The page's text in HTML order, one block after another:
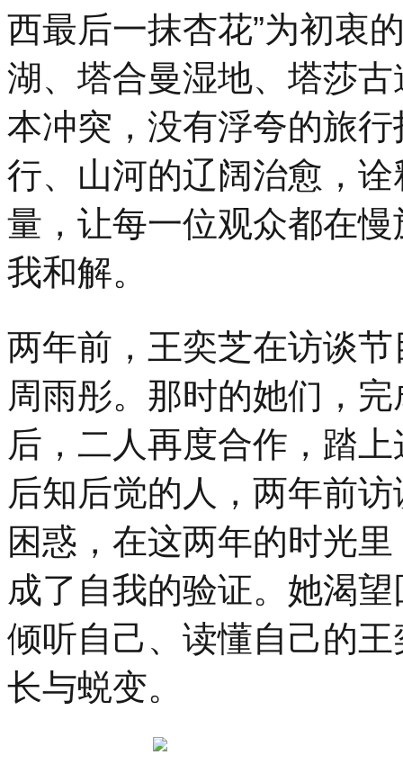
西最后一抹杏花”为初衷
湖、塔合曼湿地、塔莎
本冲突，没有浮夸的旅
行、山河的辽阔治愈，
量，让每一位观众都在
我和解。
两年前，王奕芝在访谈
周雨彤。那时的她们，
后，二人再度合作，踏
后知后觉的人，两年前
困惑，在这两年的时光
成了自我的验证。她渴
倾听自己、读懂自己的
长与蜕变。